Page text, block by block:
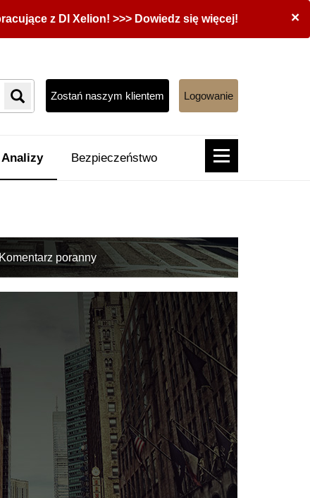
×
z DI Xelion! >>> Dowiedz się więcej!
Zostań naszym klientem Logowanie
Analizy Bezpieczeństwo
Komentarz poranny